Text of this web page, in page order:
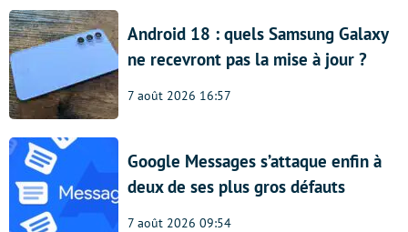
Android 18 : quels Samsung Galaxy
ne recevront pas la mise à jour ?
7 août 2026 16:57
Google Messages s’attaque enfin à
deux de ses plus gros défauts
7 août 2026 09:54